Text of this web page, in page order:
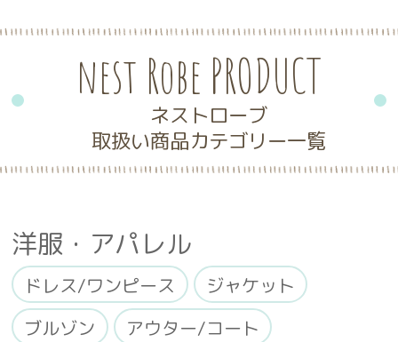
nest Robe PRODUCT
ネストローブ
取扱い商品カテゴリー一覧
洋服・アパレル
ドレス/ワンピース
ジャケット
ブルゾン
アウター/コート